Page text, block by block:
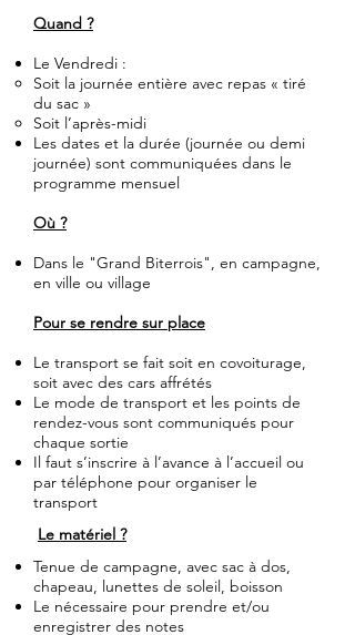
Quand ?
Le Vendredi :
Soit la journée entière avec repas « tiré
du sac »
Soit l’après-midi
Les dates et la durée (journée ou demi
journée) sont communiquées dans le
programme mensuel
Où ?
Dans le "Grand Biterrois", en campagne,
en ville ou village
Pour se rendre sur place
Le transport se fait soit en covoiturage,
soit avec des cars affrétés
Le mode de transport et les points de
rendez-vous sont communiqués pour
chaque sortie
Il faut s’inscrire à l’avance à l’accueil ou
par téléphone pour organiser le
transport
Le matériel ?
Tenue de campagne, avec sac à dos,
chapeau, lunettes de soleil, boisson
Le nécessaire pour prendre et/ou
enregistrer des notes